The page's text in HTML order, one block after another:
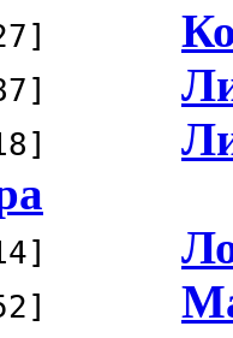
[ 27]
[ 87]
[ 18]
14]
[ 52]